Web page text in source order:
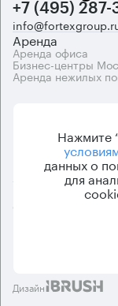
+7 (495) 287-
Аренда
Аренда офиса
Бизнес-центры
Аренда нежилых
Каталог бизнес-
© 2026 Fortex.Group.
Политика
Дизайн
Нажмите
данных о
для